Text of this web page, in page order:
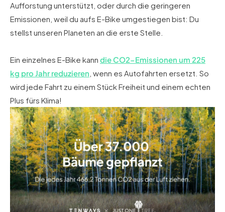
Aufforstung unterstützt, oder durch die geringeren
Emissionen, weil du aufs E-Bike umgestiegen bist: Du
stellst unseren Planeten an die erste Stelle.
Ein einzelnes E-Bike kann die CO2-Emissionen um 225
kg pro Jahr reduzieren , wenn es Autofahrten ersetzt. So
wird jede Fahrt zu einem Stück Freiheit und einem echten
Plus fürs Klima!